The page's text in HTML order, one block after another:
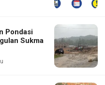
Pondasi
Sukma